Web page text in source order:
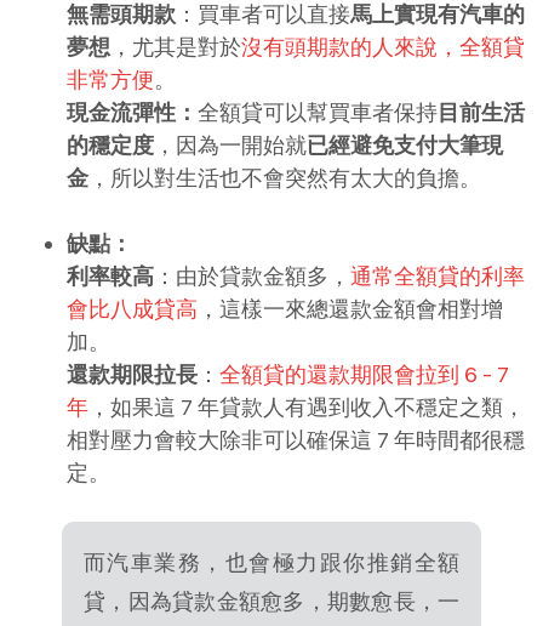
無需頭期款 ：買車者可以直接馬上實現有汽車的
夢想 ，尤其是對於沒有頭期款的人來說，全額貸
非常方便。
現金流彈性： 全額貸可以幫買車者保持目前生活
的穩定度 ，因為一開始就已經避免支付大筆現
金 ，所以對生活也不會突然有太大的負擔。
缺點：
利率較高 ：由於貸款金額多， 通常全額貸的利率
會比八成貸高 ，這樣一來總還款金額會相對增
加。
還款期限拉長 ： 全額貸的還款期限會拉到 6 - 7
年 ，如果這 7 年貸款人有遇到收入不穩定之類，
相對壓力會較大除非可以確保這 7 年時間都很穩
定。
而汽車業務，也會極力跟你推銷全額
貸，因為貸款金額愈多，期數愈長，一